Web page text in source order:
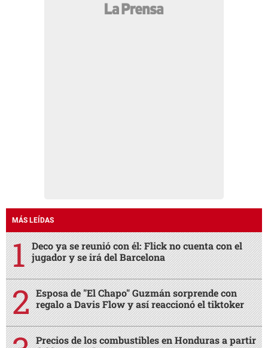
MÁS LEÍDAS
Deco ya se reunió con él: Flick no cuenta con el
jugador y se irá del Barcelona
Esposa de "El Chapo" Guzmán sorprende con
regalo a Davis Flow y así reaccionó el tiktoker
Precios de los combustibles en Honduras a partir